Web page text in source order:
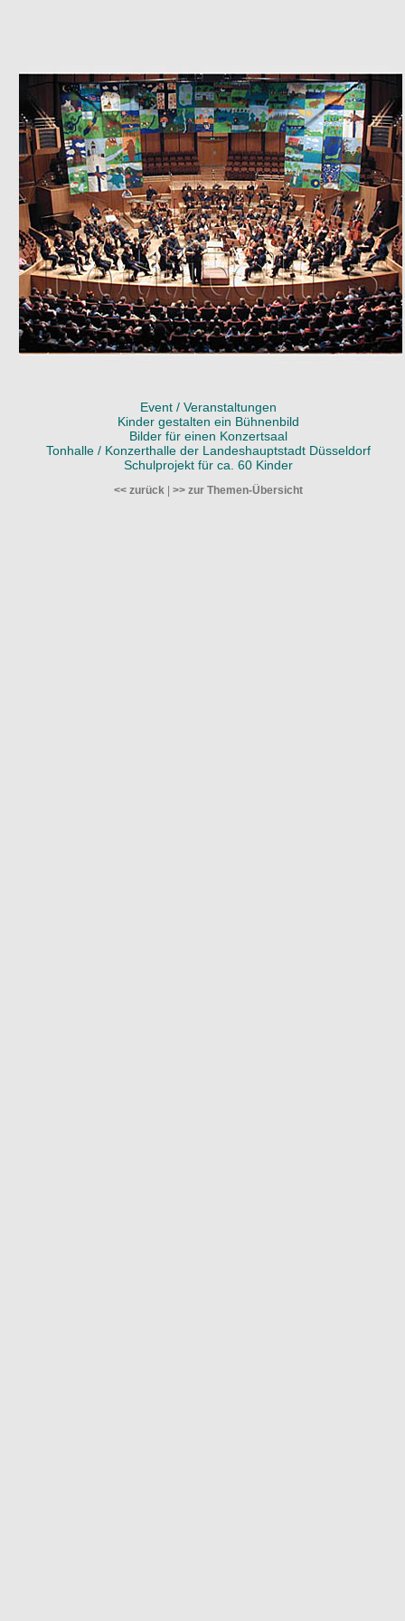
Event / Veranstaltungen
Kinder gestalten ein Bühnenbild
Bilder für einen Konzertsaal
Tonhalle / Konzerthalle der Landeshauptstadt Düsseldorf
Schulprojekt für ca. 60 Kinder
<< zurück | >> zur Themen-Übersicht